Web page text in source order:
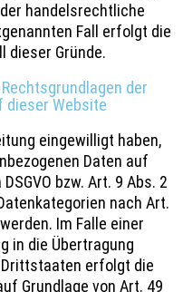
handelsrechtliche
Fall erfolgt die
dieser Gründe.
der
dieser Website
eingewilligt haben,
Daten auf
bzw. Art. 9 Abs. 2
nach Art.
Im Falle einer
in die Übertragung
erfolgt die
Grundlage von Art. 49